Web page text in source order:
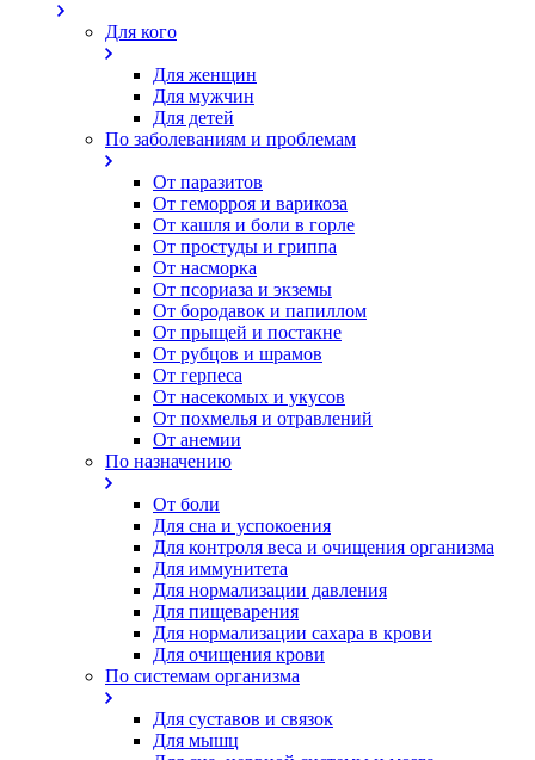
Для кого
Для женщин
Для мужчин
Для детей
По заболеваниям и проблемам
От паразитов
Oт геморроя и варикоза
От кашля и боли в горле
От простуды и гриппа
От насморка
Oт псориаза и экземы
От бородавок и папиллом
От прыщей и постакне
От рубцов и шрамов
От герпеса
От насекомых и укусов
От похмелья и отравлений
От анемии
По назначению
От боли
Для сна и успокоения
Для контроля веса и очищения организма
Для иммунитета
Для нормализации давления
Для пищеварения
Для нормализации сахара в крови
Для очищения крови
По системам организма
Для суставов и связок
Для мышц